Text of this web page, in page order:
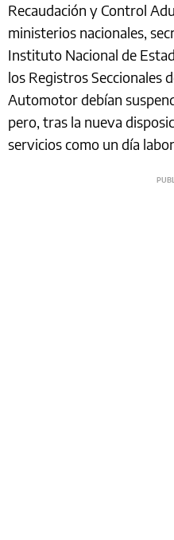
Recaudación y Control
ministerios nacionales,
Instituto Nacional de
los Registros Seccionales
Automotor debían
pero, tras la nueva
servicios como un día